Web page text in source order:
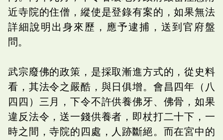
近寺院的住僧，縱使是登錄有案的，如果無法
詳細說明出身來歷，應予逮捕，送到官府盤
問。
武宗廢佛的政策，是採取漸進方式的，從史料
看，其法令之嚴酷，與日俱增。會昌四年（八
四四）三月，下令不許供養佛牙、佛骨，如果
違反法令，送一錢供養者，即杖打二十下，一
時之間，寺院的四處，人跡斷絕。而在宮中的